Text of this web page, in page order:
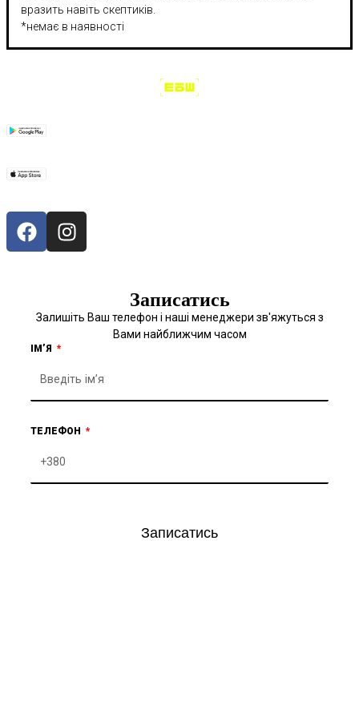
вразить навіть скептиків.
*немає в наявності
Записатись
Залишіть Ваш телефон і наші менеджери зв'яжуться з
Вами найближчим часом
ІМʼЯ
ТЕЛЕФОН
Записатись